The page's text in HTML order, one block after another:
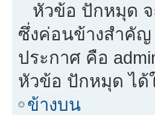
หัวข้อ ปักหมุด จ
ซึ่งค่อนข้างสำคัญ
ประกาศ คือ
หัวข้อ ปักหมุด ได้
ข้างบน